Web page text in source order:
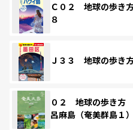
Ｃ０２ 地球の歩き
８
Ｊ３３ 地球の歩き
０２ 地球の歩き
呂麻島（奄美群島１